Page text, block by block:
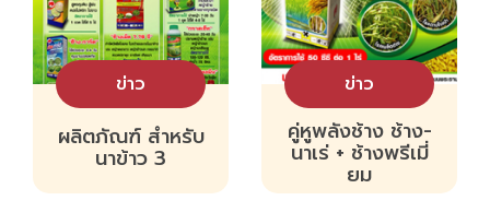
ข่าว
ผลิตภัณฑ์ สำหรับ
นาข้าว 3
ข่าว
คู่หูพลังช้าง ช้าง-
นาเร่ + ช้างพรีเมี่
ยม